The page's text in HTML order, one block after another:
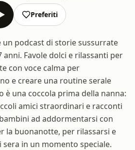
Preferiti
un podcast di storie sussurrate
anni. Favole dolci e rilassanti per
con voce calma per
e creare una routine serale
è una coccola prima della nanna:
amici straordinari e racconti
ad addormentarsi con
la buonanotte, per rilassarsi e
in un momento speciale.